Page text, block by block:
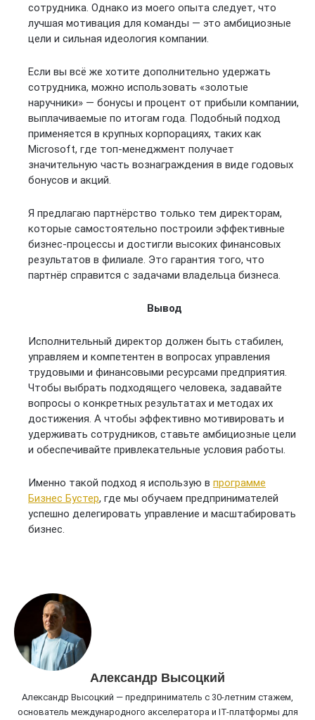
сотрудника. Однако из моего опыта следует, что
лучшая мотивация для команды — это амбициозные
цели и сильная идеология компании.
Если вы всё же хотите дополнительно удержать
сотрудника, можно использовать «золотые
наручники» — бонусы и процент от прибыли компании,
выплачиваемые по итогам года. Подобный подход
применяется в крупных корпорациях, таких как
Microsoft, где топ-менеджмент получает
значительную часть вознаграждения в виде годовых
бонусов и акций.
Я предлагаю партнёрство только тем директорам,
которые самостоятельно построили эффективные
бизнес-процессы и достигли высоких финансовых
результатов в филиале. Это гарантия того, что
партнёр справится с задачами владельца бизнеса.
Вывод
Исполнительный директор должен быть стабилен,
управляем и компетентен в вопросах управления
трудовыми и финансовыми ресурсами предприятия.
Чтобы выбрать подходящего человека, задавайте
вопросы о конкретных результатах и методах их
достижения. А чтобы эффективно мотивировать и
удерживать сотрудников, ставьте амбициозные цели
и обеспечивайте привлекательные условия работы.
Именно такой подход я использую в программе
Бизнес Бустер, где мы обучаем предпринимателей
успешно делегировать управление и масштабировать
бизнес.
Александр Высоцкий
Александр Высоцкий — предприниматель с 30-летним стажем,
основатель международного акселератора и IT-платформы для